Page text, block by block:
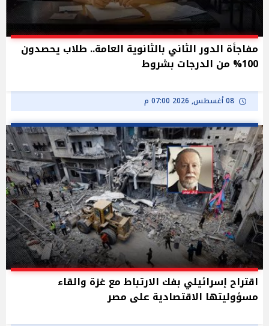
مفاجأة الدور الثاني بالثانوية العامة.. طلاب يحصدون
100% من الدرجات بشروط
08 أغسطس, 2026 07:00 م
اقتراح إسرائيلي بفك الارتباط مع غزة والقاء
مسؤوليتها الاقتصادية على مصر